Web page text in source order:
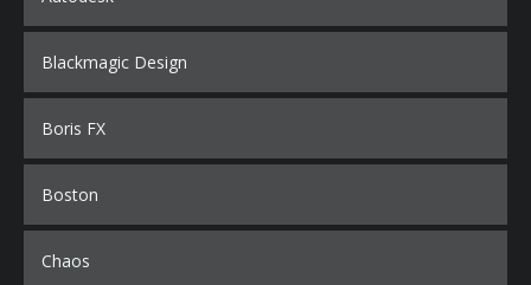
Blackmagic Design
Boris FX
Boston
Chaos